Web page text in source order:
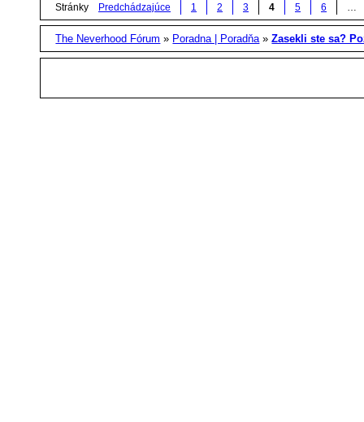
Stránky Predchádzajúce 1 2 3 4 5 6
The Neverhood Fórum » Poradna | Poradňa »Zasekli ste sa?